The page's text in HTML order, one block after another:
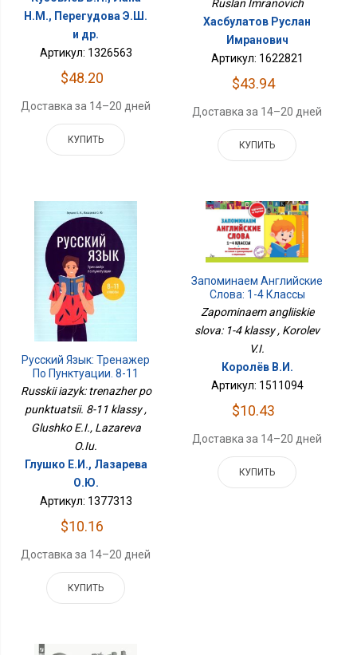
Н.М., Перегудова Э.Ш.
и др.
Артикул: 1326563
$48.20
Доставка за 14–20 дней
КУПИТЬ
Ruslan Imranovich
Хасбулатов Руслан
Имранович
Артикул: 1622821
$43.94
Доставка за 14–20 дней
КУПИТЬ
Русский Язык: Тренажер
По Пунктуации. 8-11
Классы
Russkii iazyk: trenazher po
punktuatsii. 8-11 klassy ,
Glushko E.I., Lazareva
O.Iu.
Глушко Е.И., Лазарева
О.Ю.
Артикул: 1377313
$10.16
Доставка за 14–20 дней
КУПИТЬ
Запоминаем Английские
Слова: 1-4 Классы
Zapominaem angliiskie
slova: 1-4 klassy , Korolev
V.I.
Королёв В.И.
Артикул: 1511094
$10.43
Доставка за 14–20 дней
КУПИТЬ